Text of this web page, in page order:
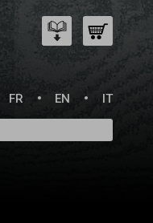
FR EN IT